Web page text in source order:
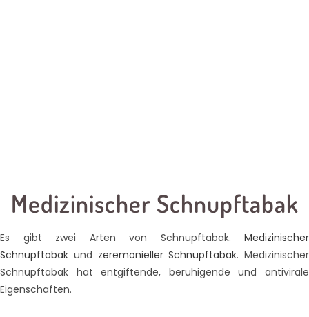
Medizinischer Schnupftabak
Es gibt zwei Arten von Schnupftabak. Medizinischer
Schnupftabak und zeremonieller Schnupftabak. Medizinischer
Schnupftabak hat entgiftende, beruhigende und antivirale
Eigenschaften.